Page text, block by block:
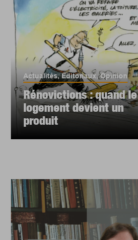
Actualités,Éditoriaux,Opinion
Rénovictions : quand le
logement devient un
produit